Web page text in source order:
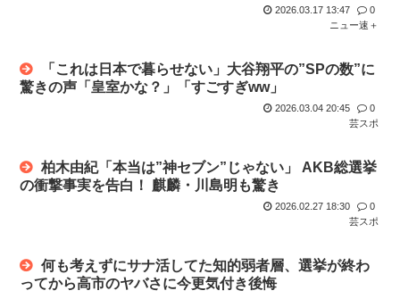
2026.03.17 13:47
0
ニュー速＋
「これは日本で暮らせない」大谷翔平の”SPの数”に
驚きの声「皇室かな？」「すごすぎww」
2026.03.04 20:45
0
芸スポ
柏木由紀「本当は”神セブン”じゃない」 AKB総選挙
の衝撃事実を告白！ 麒麟・川島明も驚き
2026.02.27 18:30
0
芸スポ
何も考えずにサナ活してた知的弱者層、選挙が終わ
ってから高市のヤバさに今更気付き後悔